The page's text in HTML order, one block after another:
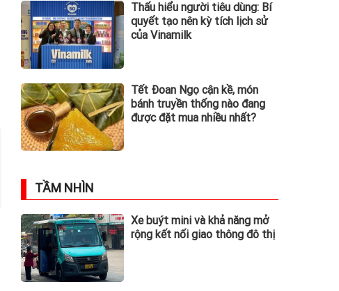
Thấu hiểu người tiêu dùng: Bí
quyết tạo nên kỳ tích lịch sử
của Vinamilk
Tết Đoan Ngọ cận kề, món
bánh truyền thống nào đang
được đặt mua nhiều nhất?
TẦM NHÌN
Xe buýt mini và khả năng mở
rộng kết nối giao thông đô thị